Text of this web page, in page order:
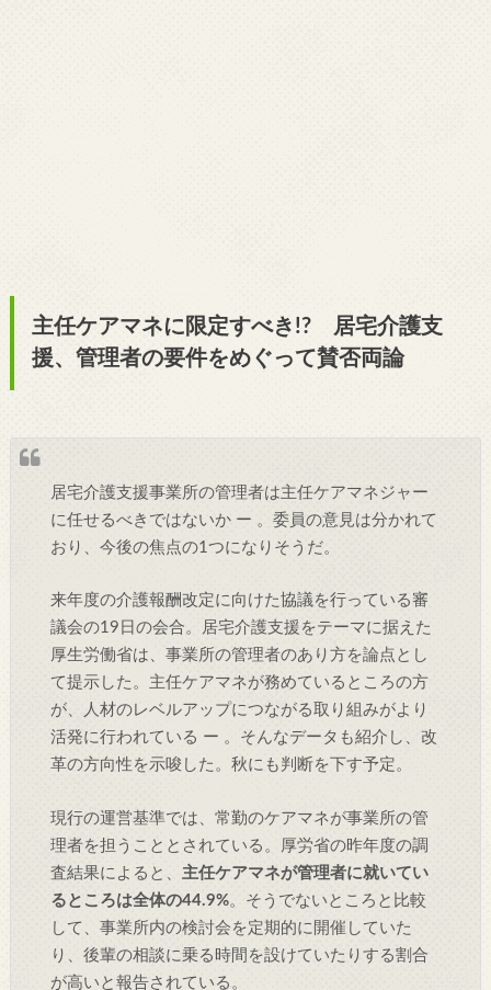
主任ケアマネに限定すべき!? 居宅介護支
援、管理者の要件をめぐって賛否両論
居宅介護支援事業所の管理者は主任ケアマネジャー
に任せるべきではないか ー 。委員の意見は分かれて
おり、今後の焦点の1つになりそうだ。
来年度の介護報酬改定に向けた協議を行っている審
議会の19日の会合。居宅介護支援をテーマに据えた
厚生労働省は、事業所の管理者のあり方を論点とし
て提示した。主任ケアマネが務めているところの方
が、人材のレベルアップにつながる取り組みがより
活発に行われている ー 。そんなデータも紹介し、改
革の方向性を示唆した。秋にも判断を下す予定。
現行の運営基準では、常勤のケアマネが事業所の管
理者を担うこととされている。厚労省の昨年度の調
査結果によると、 主任ケアマネが管理者に就いてい
るところは全体の44.9%。そうでないところと比較
して、事業所内の検討会を定期的に開催していた
り、後輩の相談に乗る時間を設けていたりする割合
が高いと報告されている。